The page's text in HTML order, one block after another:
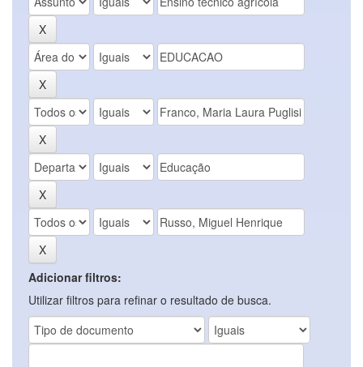
Adicionar filtros:
Utilizar filtros para refinar o resultado de busca.